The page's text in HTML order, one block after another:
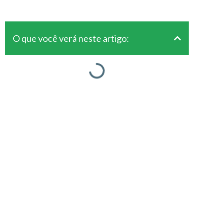
O que você verá neste artigo: